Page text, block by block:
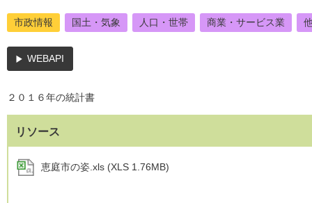
市政情報 国土・気象 人口・世帯 商業・サービス業
WEBAPI
２０１６年の統計書
リソース
恵庭市の姿.xls (XLS 1.76MB)